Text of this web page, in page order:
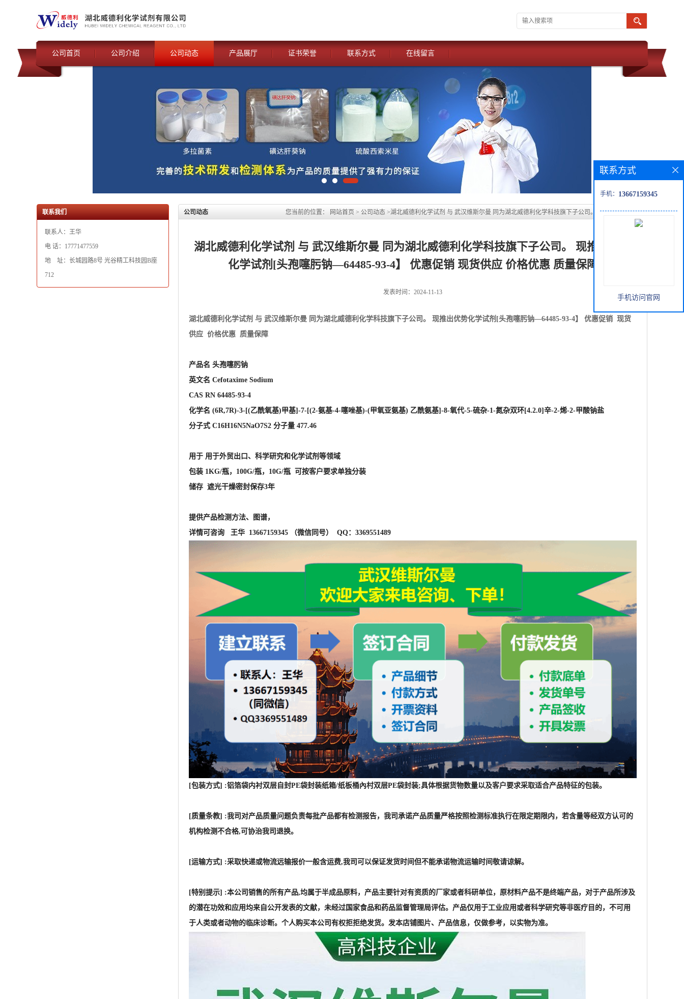
公司首页 公司介绍 公司动态 产品展厅 证书荣誉 联系方式 在线留言
联系我们
联系人：王华
电 话：17771477559
地 址：长城园路8号 光谷精工科技园B座
712
公司动态 您当前的位置： 网站首页 > 公司动态 >湖北威德利化学试剂 与 武汉维斯尔曼 同为湖北威德利化学科技旗下子公司。 现推出优势化学
湖北威德利化学试剂 与 武汉维斯尔曼 同为湖北威德利化学科技旗下子公司。 现推出优势
化学试剂[头孢噻肟钠—64485-93-4】 优惠促销 现货供应 价格优惠 质量保障
发表时间：2024-11-13
湖北威德利化学试剂 与 武汉维斯尔曼 同为湖北威德利化学科技旗下子公司。 现推出优势化学试剂[头孢噻肟钠—64485-93-4】 优惠促销 现货
供应 价格优惠 质量保障
产品名 头孢噻肟钠
英文名 Cefotaxime Sodium
CAS RN 64485-93-4
化学名 (6R,7R)-3-[(乙酰氧基)甲基]-7-[(2-氨基-4-噻唑基)-(甲氧亚氨基) 乙酰氨基]-8-氧代-5-硫杂-1-氮杂双环[4.2.0]辛-2-烯-2-甲酸钠盐
分子式 C16H16N5NaO7S2 分子量 477.46
用于 用于外贸出口、科学研究和化学试剂等领域
包装 1KG/瓶，100G/瓶，10G/瓶 可按客户要求单独分装
储存 遮光干燥密封保存3年
提供产品检测方法、图谱，
详情可咨询 王华 13667159345 （微信同号） QQ：3369551489
[包装方式] :铝箔袋内衬双层自封PE袋封装纸箱/纸板桶內村双层PE袋封装;具体根据货物数量以及客户要求采取适合产品特征的包装。
[质量条教] :我司对产品质量问题负责每批产品都有检测报告，我司承诺产品质量严格按照检测标准执行在限定期限内，若含量等经双方认可的
机构检测不合格,可协治我司退换。
[运输方式] :采取快递或物流远输报价一般含运费,我司可以保证发货时间但不能承诺物流运输时间敬请谅解。
[特别提示] :本公司销售的所有产品,均属于半成品原料，产品主要针对有资质的厂家或者科研单位，原材料产品不是终端产品，对于产品所涉及
的潜在功效和应用均来自公开发表的文献，未经过国家食品和药品监督管理局评估。产品仅用于工业应用或者科学研究等非医疗目的，不可用
于人类或者动物的临床诊断。个人购买本公司有权拒拒绝发货。发本店铺图片、产品信息，仅做参考，以实物为准。
联系方式
手机： 13667159345
手机访问官网